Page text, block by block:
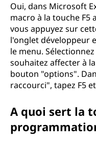
Oui, dans Microsoft
macro à la touche F5
vous appuyez sur
l'onglet développeur
le menu.
souhaitez affecter à
bouton "options".
raccourci", tapez F5
A quoi sert la